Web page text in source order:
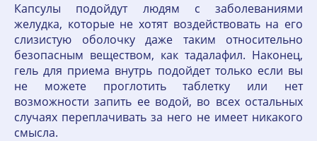
Капсулы подойдут людям с заболеваниями
желудка, которые не хотят воздействовать на его
слизистую оболочку даже таким относительно
безопасным веществом, как тадалафил. Наконец,
гель для приема внутрь подойдет только если вы
не можете проглотить таблетку или нет
возможности запить ее водой, во всех остальных
случаях переплачивать за него не имеет никакого
смысла.